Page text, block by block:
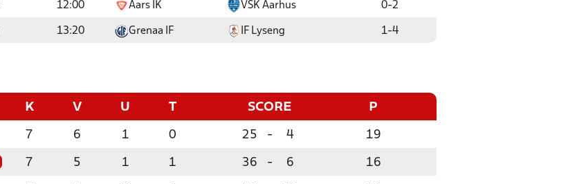
12:00 Aars IK VSK Aarhus 0-2
13:20 Grenaa IF IF Lyseng 1-4
K V U T SCORE P
7 6 1 0 25 - 4 19
7 5 1 1 36 - 6 16